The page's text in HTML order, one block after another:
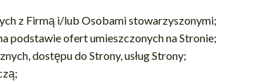
z Firmą i/lub Osobami stowarzyszonymi;
podstawie ofert umieszczonych na Stronie;
dostępu do Strony, usług Strony;